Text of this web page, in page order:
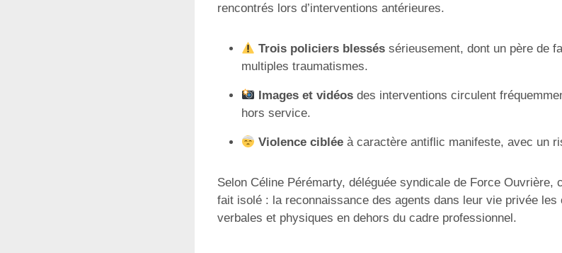
rencontrés lors d’interventions antérieures.
Trois policiers blessés sérieusement, dont un père de
multiples traumatismes.
Images et vidéos des interventions circulent
hors service.
Violence ciblée à caractère antiflic manifeste, avec un
Selon Céline Pérémarty, déléguée syndicale de Force Ouvrière,
fait isolé : la reconnaissance des agents dans leur vie privée les
verbales et physiques en dehors du cadre professionnel.